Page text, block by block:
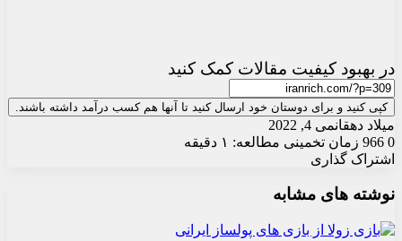
در بهبود کیفیت مقالات کمک کنید
کپی کنید و برای دوستان خود ارسال کنید تا آنها هم کسب درآمد داشته باشند.
میلاد دهقانمی 4, 2022
0
زمان تخمینی مطالعه: ۱ دقیقه
اشتراک گذاری
بوک
آپ
ایمیل
نوشته های مشابه